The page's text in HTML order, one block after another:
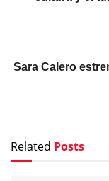
Sara Calero
Related Posts